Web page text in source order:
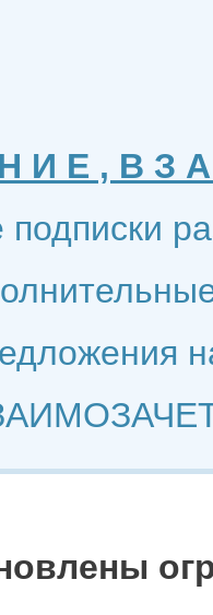
И Е , В З